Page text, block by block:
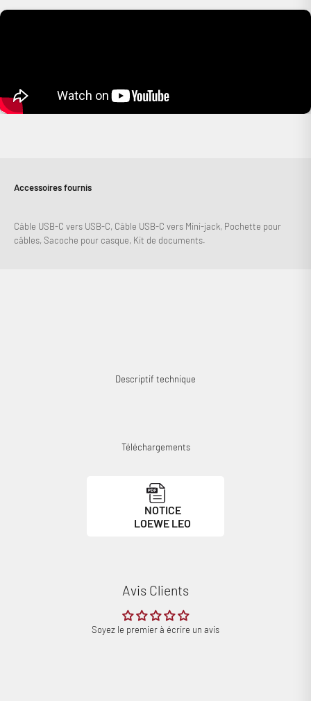
Accessoires fournis
Câble USB-C vers USB-C, Câble USB-C vers Mini-jack, Pochette pour
câbles, Sacoche pour casque, Kit de documents.
Descriptif technique
Téléchargements
NOTICE
LOEWE LEO
Avis Clients
Soyez le premier à écrire un avis